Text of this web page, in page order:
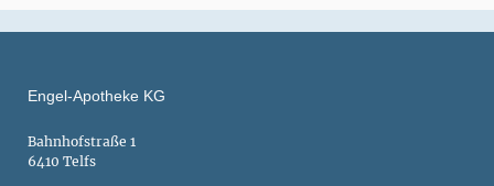
Engel-Apotheke KG
Bahnhofstraße 1
6410 Telfs